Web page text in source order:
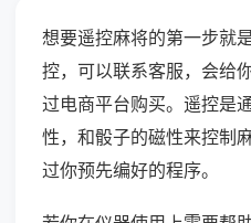
想要遥控麻将的第一步就
控，可以联系客服，会给
过电商平台购买。遥控是
性，和骰子的磁性来控制
过你预先编好的程序。